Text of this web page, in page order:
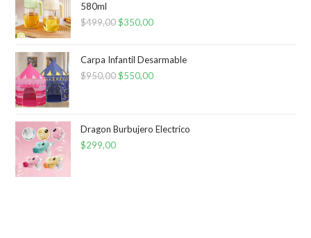
580ml
$499,00El
original
era:
$350,00El
actual
es:
Carpa Infantil Desarmable
$950,00El
era:
$550,00El
es:
Dragon Burbujero Electrico
$299,00